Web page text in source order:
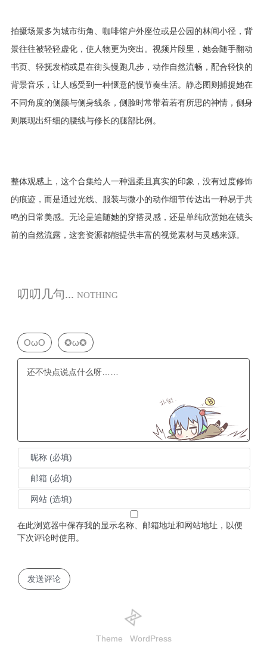
拍摄场景多为城市街角、咖啡馆户外座位或是公园的林间小径，背
景往往被轻轻虚化，使人物更为突出。视频片段里，她会随手翻动
书页、轻抚发梢或是在街头慢跑几步，动作自然流畅，配合轻快的
背景音乐，让人感受到一种惬意的慢节奏生活。静态图则捕捉她在
不同角度的侧颜与侧身线条，侧脸时常带着若有所思的神情，侧身
则展现出纤细的腰线与修长的腿部比例。
整体观感上，这个合集给人一种温柔且真实的印象，没有过度修饰
的痕迹，而是通过光线、服装与微小的动作细节传达出一种易于共
鸣的日常美感。无论是追随她的穿搭灵感，还是单纯欣赏她在镜头
前的自然流露，这套资源都能提供丰富的视觉素材与灵感来源。
叨叨几句... NOTHING
OωO ✪ω✪
在此浏览器中保存我的显示名称、邮箱地址和网站地址，以便
下次评论时使用。
Theme WordPress